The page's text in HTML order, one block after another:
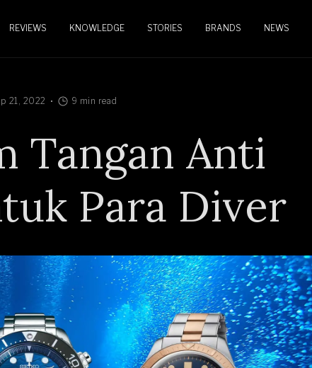
REVIEWS KNOWLEDGE STORIES BRANDS NEWS
21, 2022 9 min read
Tangan Anti
Para Diver